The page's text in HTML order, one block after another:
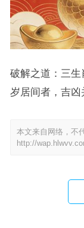
破解之道：三生
岁居间者，吉凶
本文来自网络，不
http://